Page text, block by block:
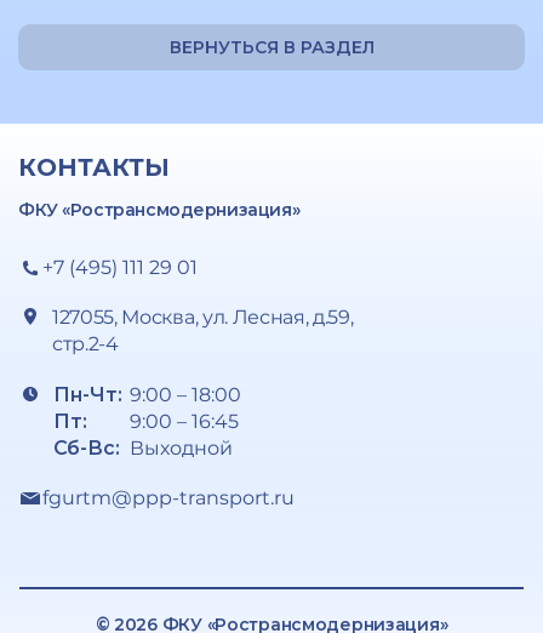
ВЕРНУТЬСЯ В РАЗДЕЛ
КОНТАКТЫ
ФКУ «Ространсмодернизация»
+7 (495) 111 29 01
127055, Москва, ул. Лесная, д.59,
стр.2-4
Пн-Чт:
Пт:
Сб-Вс:
9:00 – 18:00
9:00 – 16:45
Выходной
fgurtm@ppp-transport.ru
© 2026 ФКУ «Ространсмодернизация»